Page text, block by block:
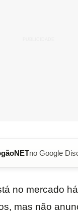
no Google
no mercado
mas não